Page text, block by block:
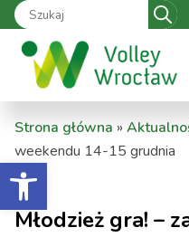
Otwórz pasek narzędzi
Strona główna »
weekendu 14-15 grudnia
Młodzież gra! –